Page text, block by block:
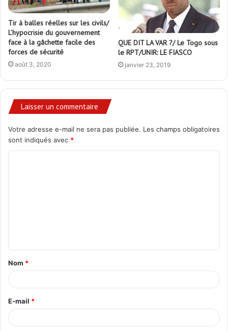
Tir à balles réelles sur les civils/
L’hypocrisie du gouvernement
face à la gâchette facile des
forces de sécurité
août 3, 2020
QUE DIT LA VAR ?/ Le Togo sous
le RPT/UNIR: LE FIASCO
janvier 23, 2019
Laisser un commentaire
Votre adresse e-mail ne sera pas publiée. Les champs obligatoires
sont indiqués avec *
t
a
i
e
*
Nom *
E-mail *